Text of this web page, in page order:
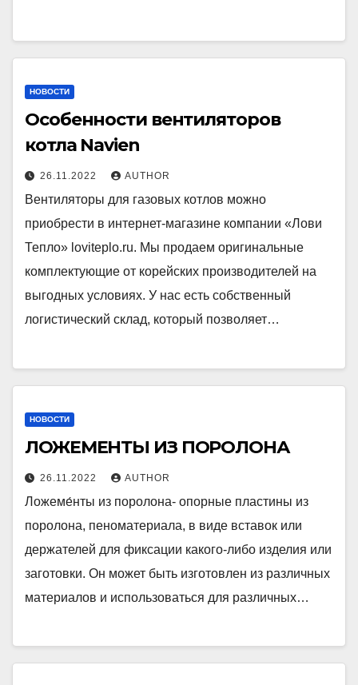
НОВОСТИ
Особенности вентиляторов
котла Navien
26.11.2022 AUTHOR
Вентиляторы для газовых котлов можно
приобрести в интернет-магазине компании «Лови
Тепло» loviteplo.ru. Мы продаем оригинальные
комплектующие от корейских производителей на
выгодных условиях. У нас есть собственный
логистический склад, который позволяет…
НОВОСТИ
ЛОЖЕМЕНТЫ ИЗ ПОРОЛОНА
26.11.2022 AUTHOR
Ложеме́нты из поролона- опорные пластины из
поролона, пеноматериала, в виде вставок или
держателей для фиксации какого-либо изделия или
заготовки. Он может быть изготовлен из различных
материалов и использоваться для различных…